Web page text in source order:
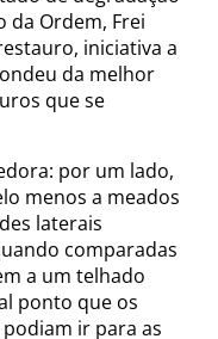
Ordem, Frei
iniciativa a
da melhor
que se
por um lado,
menos a meados
laterais
comparadas
a um telhado
ponto que os
ir para as